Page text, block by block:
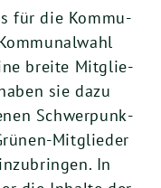
für die Kom­mu­
brei­te Mit­glie­
sie dazu
Schwer­punk­
Mit­glie­der
In